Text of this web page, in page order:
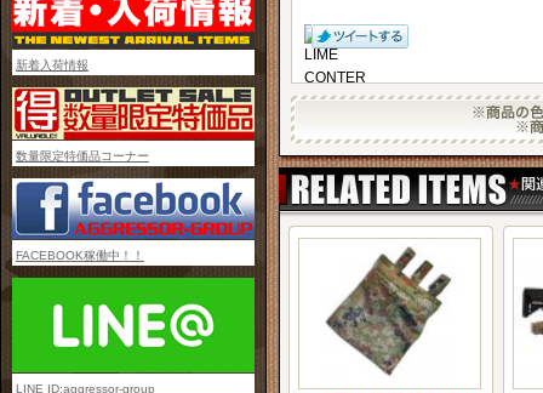
新着入荷情報
数量限定特価品コーナー
FACEBOOK稼働中！！
LINE ID:aggressor-group